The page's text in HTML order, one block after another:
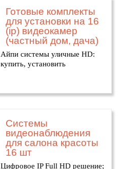
Готовые комплекты
для установки на 16
(ip) видеокамер
(частный дом, дача)
Айпи системы уличные HD:
купить, установить
Системы
видеонаблюдения
для салона красоты
16 шт
Цифровое IP Full HD решение;